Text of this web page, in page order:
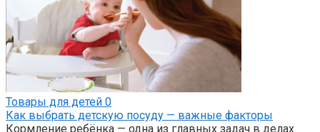
Товары для детей 0
Как выбрать детскую посуду — важные факторы
Кормление ребёнка — одна из главных задач в делах